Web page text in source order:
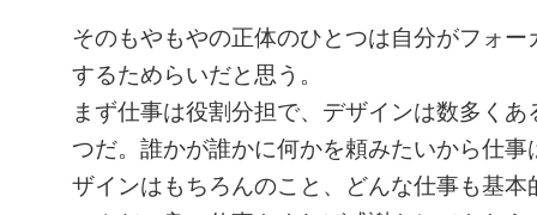
そのもやもやの正体のひとつは自分がフォー
するためらいだと思う。
まず仕事は役割分担で、デザインは数多く
つだ。誰かが誰かに何かを頼みたいから仕事
ザインはもちろんのこと、どんな仕事も基本